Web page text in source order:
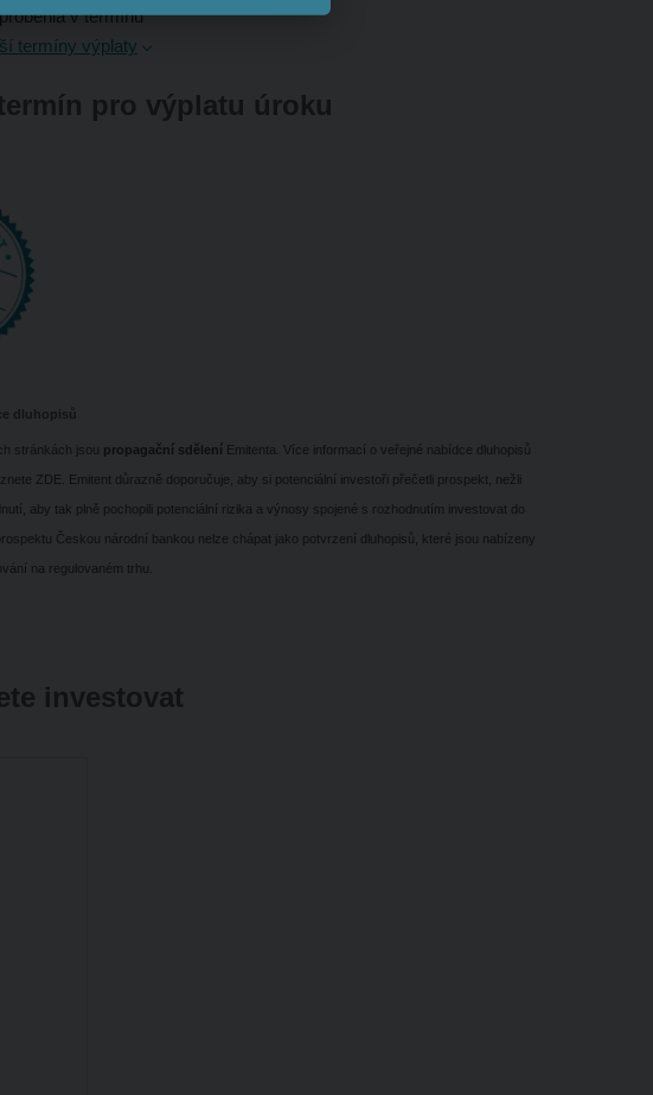
v termínu
termíny výplaty
pro výplatu úroku
dluhopisů
stránkách jsou propagační sdělení Emitenta. Více informací o veřejné nabídce dluhopisů
ZDE. Emitent důrazně doporučuje, aby si potenciální investoři přečetli prospekt, nežli
aby tak plně pochopili potenciální rizika a výnosy spojené s rozhodnutím investovat do
Českou národní bankou nelze chápat jako potvrzení dluhopisů, které jsou nabízeny
na regulovaném trhu.
investovat